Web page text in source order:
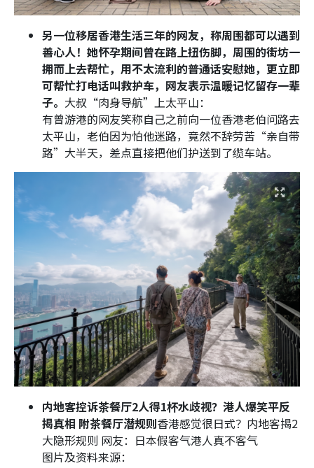
另一位移居香港生活三年的网友，称周围都可以遇到
善心人！她怀孕期间曾在路上扭伤脚，周围的街坊一
拥而上去帮忙，用不太流利的普通话安慰她，更立即
可帮忙打电话叫救护车，网友表示温暖记忆留存一辈
子。 大叔“肉身导航”上太平山：
有曾游港的网友笑称自己之前向一位香港老伯问路去
太平山，老伯因为怕他迷路，竟然不辞劳苦“亲自带
路”大半天，差点直接把他们护送到了缆车站。
内地客控诉茶餐厅2人得1杯水歧视？港人爆笑平反
揭真相 附茶餐厅潜规则香港感觉很日式？内地客揭2
大隐形规则 网友：日本假客气港人真不客气
图片及资料来源：